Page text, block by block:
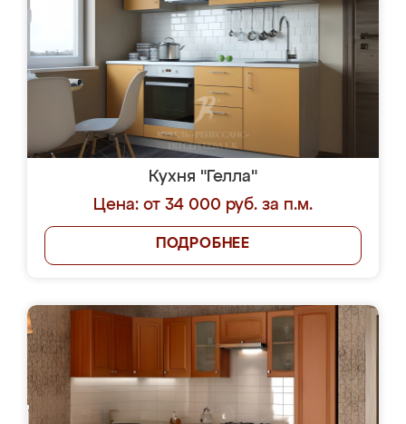
Кухня "Гелла"
Цена: от 34 000 руб. за п.м.
ПОДРОБНЕЕ